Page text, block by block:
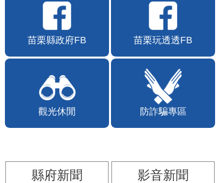
苗栗縣政府FB 苗栗玩透透FB
觀光休閒 防詐騙專區
縣府新聞
影音新聞